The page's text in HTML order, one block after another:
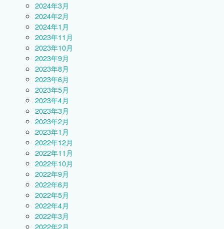
2024年3月
2024年2月
2024年1月
2023年11月
2023年10月
2023年9月
2023年8月
2023年6月
2023年5月
2023年4月
2023年3月
2023年2月
2023年1月
2022年12月
2022年11月
2022年10月
2022年9月
2022年6月
2022年5月
2022年4月
2022年3月
2022年2月